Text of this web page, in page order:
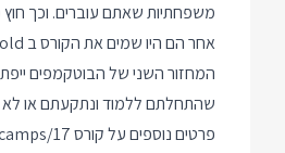
אחר הם היו שמים את הקורס ב Hold. מסתבר שזו מיומנות הרבה יותר חשובה מכל יכולת טכנית ספציפית.
שהתחלתם ללמוד ונתקעתם או
פרטים נוספים על קורס Python:17